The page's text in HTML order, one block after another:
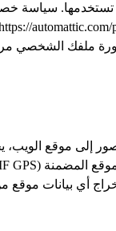
ملفك الشخصي
إلى موقع
أي بيانات موقع